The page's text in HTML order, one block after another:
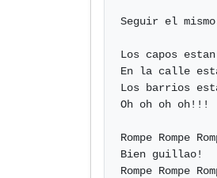
Seguir el
Los capos
En la calle
Los barrios
Oh oh oh oh!!!
Rompe Rompe
Bien guillao!
Rompe Rompe